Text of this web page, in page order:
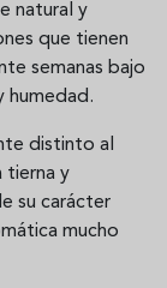
natural y
que tienen
semanas bajo
humedad.
distinto al
tierna y
su carácter
mucho